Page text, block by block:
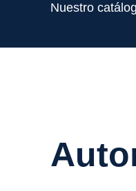
Nuestro